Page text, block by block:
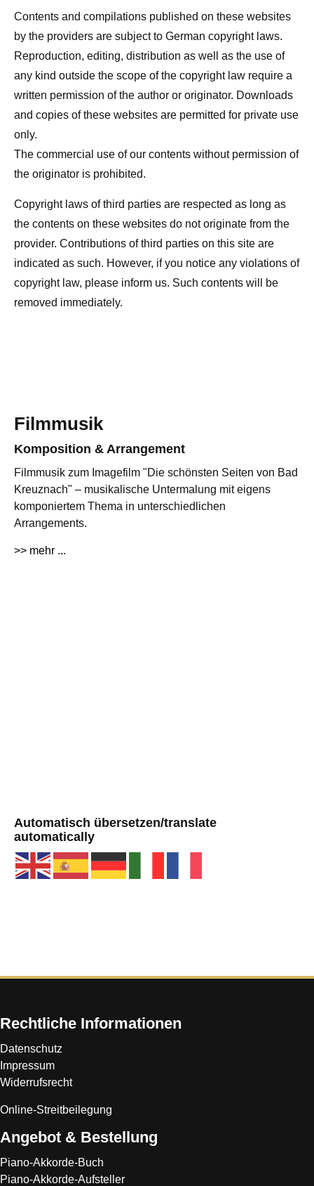
Contents and compilations published on these websites
by the providers are subject to German copyright laws.
Reproduction, editing, distribution as well as the use of
any kind outside the scope of the copyright law require a
written permission of the author or originator. Downloads
and copies of these websites are permitted for private use
only.
The commercial use of our contents without permission of
the originator is prohibited.
Copyright laws of third parties are respected as long as
the contents on these websites do not originate from the
provider. Contributions of third parties on this site are
indicated as such. However, if you notice any violations of
copyright law, please inform us. Such contents will be
removed immediately.
Filmmusik
Komposition & Arrangement
Filmmusik zum Imagefilm "Die schönsten Seiten von Bad
Kreuznach" – musikalische Untermalung mit eigens
komponiertem Thema in unterschiedlichen
Arrangements.
>> mehr ...
Automatisch übersetzen/translate
automatically
Rechtliche Informationen
Datenschutz
Impressum
Widerrufsrecht
Online-Streitbeilegung
Angebot & Bestellung
Piano-Akkorde-Buch
Piano-Akkorde-Aufsteller